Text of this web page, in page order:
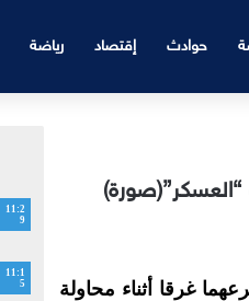
حوادث إقتصاد رياضة
غرقا أثناء محاولة
11:2
9
11:1
5